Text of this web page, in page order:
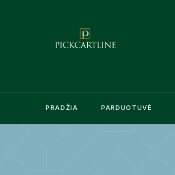
PRADŽIA PARDUOTUVĖ